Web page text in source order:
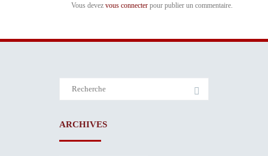
Vous devez vous connecter pour publier un commentaire.
ARCHIVES